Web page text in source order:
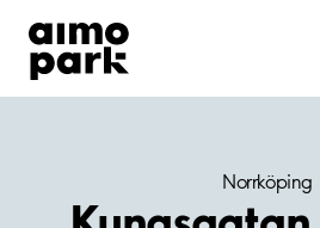
Hitta parkering
Samarbete
Kundservice
Norrköping